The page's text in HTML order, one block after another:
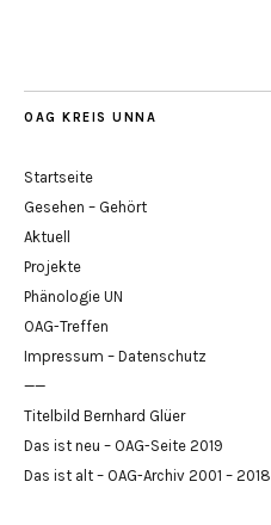
OAG KREIS UNNA
Startseite
Gesehen – Gehört
Aktuell
Projekte
Phänologie UN
OAG-Treffen
Impressum – Datenschutz
——
Titelbild Bernhard Glüer
Das ist neu – OAG-Seite 2019
Das ist alt – OAG-Archiv 2001 – 2018